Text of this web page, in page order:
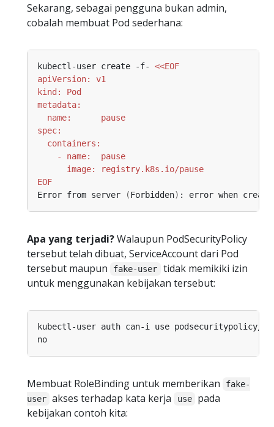
Sekarang, sebagai pengguna bukan admin,
cobalah membuat Pod sederhana:
kubectl-user create -f-
EOF
Error from server
(Forbidden) : error when
Apa yang terjadi?Walaupun PodSecurityPolicy
tersebut telah dibuat, ServiceAccount dari Pod
tersebut maupun
fake-user
tidak memikiki izin
untuk menggunakan kebijakan tersebut:
Membuat RoleBinding untuk memberikan
fake-
user akses terhadap kata kerja use
pada
kebijakan contoh kita: